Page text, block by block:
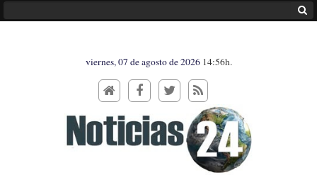
viernes, 07 de agosto de 2026 14:56h.